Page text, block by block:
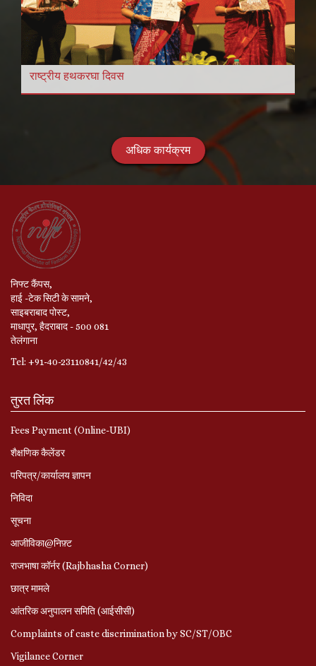
राष्ट्रीय हथकरघा दिवस
अधिक कार्यक्रम
निफ्ट कैंपस,
हाई -टेक सिटी के सामने,
साइबराबाद पोस्ट,
माधापुर, हैदराबाद - 500 081
तेलंगाना
Tel: +91-40-23110841/42/43
तुरत लिंक
Fees Payment (Online-UBI)
शैक्षणिक कैलेंडर
परिपत्र/कार्यालय ज्ञापन
निविदा
सूचना
आजीविका@निफ़्ट
राजभाषा कॉर्नर (Rajbhasha Corner)
छात्र मामले
आंतरिक अनुपालन समिति (आईसीसी)
Complaints of caste discrimination by SC/ST/OBC
Vigilance Corner